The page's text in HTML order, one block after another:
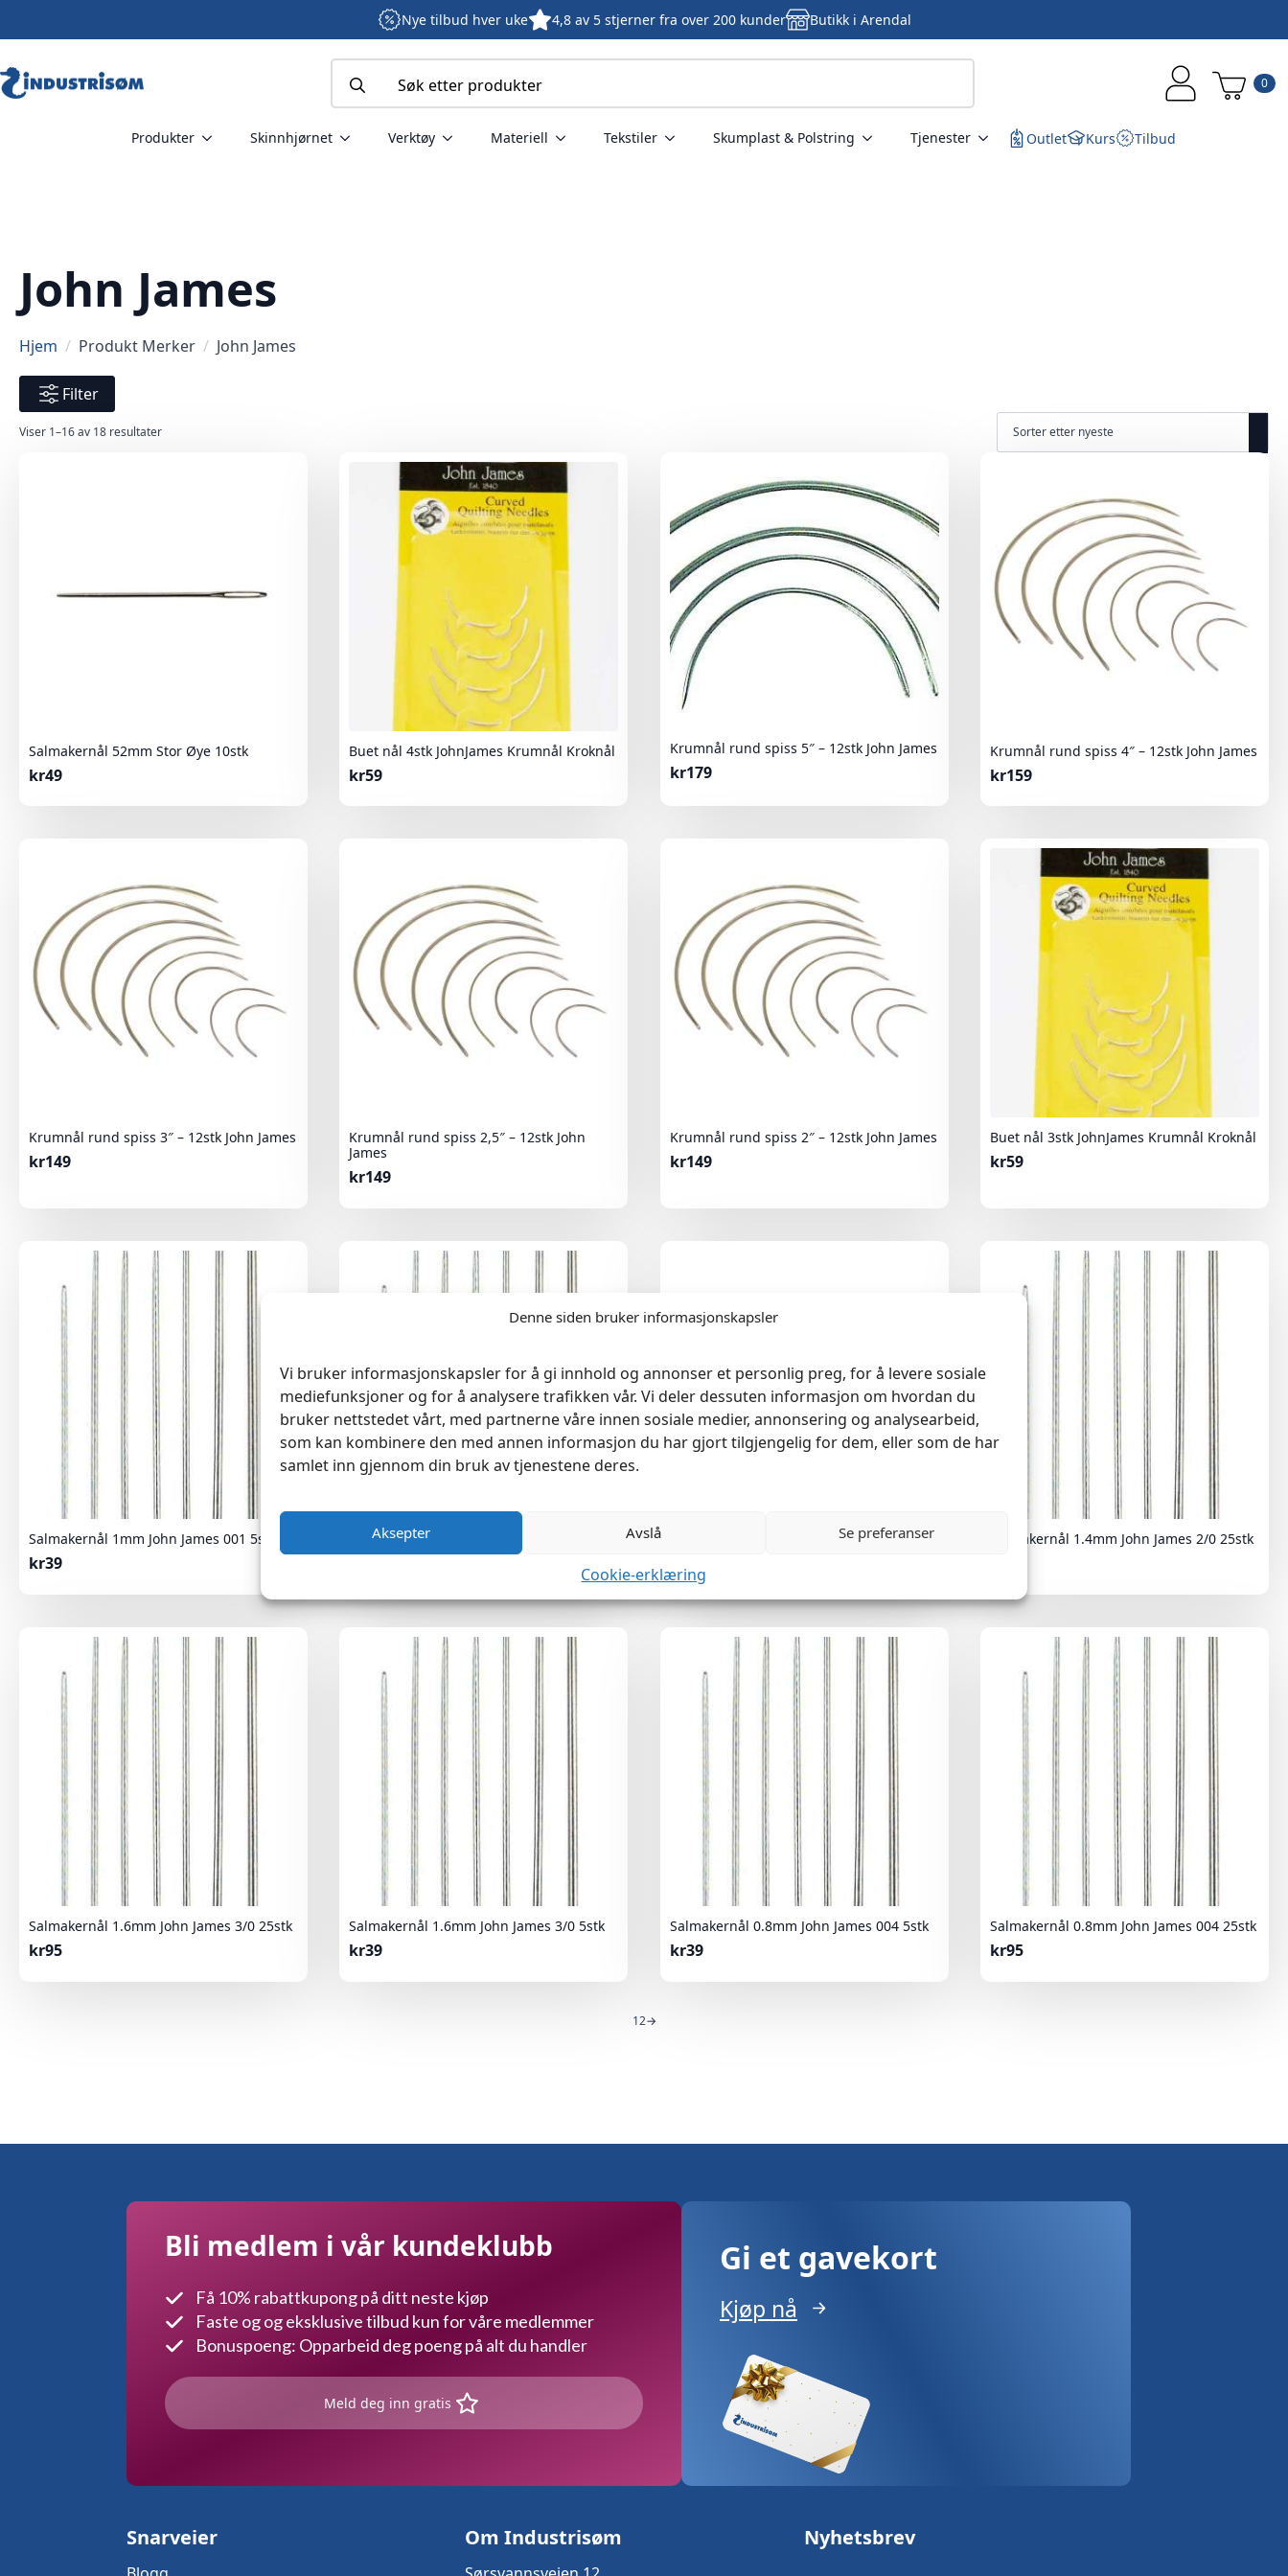
Denne siden bruker informasjonskapsler
Vi bruker informasjonskapsler for å gi innhold og annonser et personlig preg, for å levere sosiale
mediefunksjoner og for å analysere trafikken vår. Vi deler dessuten informasjon om hvordan du
bruker nettstedet vårt, med partnerne våre innen sosiale medier, annonsering og analysearbeid,
som kan kombinere den med annen informasjon du har gjort tilgjengelig for dem, eller som de har
samlet inn gjennom din bruk av tjenestene deres.
Aksepter Avslå Se preferanser
Cookie-erklæring
Nye tilbud hver uke 4,8 av 5 stjerner fra over 200 kunder Butikk i Arendal
for:
0
Produkter Skinnhjørnet Verktøy Materiell Tekstiler Skumplast & Polstring Tjenester Outlet Kurs Tilbud
John James
Hjem Produkt Merker John James
Filter
Viser 1–16 av 18 resultaterSortert
Salmakernål 52mm Stor Øye 10stk
kr49
Buet nål 4stk JohnJames Krumnål Kroknål
kr59
Krumnål rund spiss 5″ – 12stk John James
kr179
Krumnål rund spiss 4″ – 12stk John James
kr159
Krumnål rund spiss 3″ – 12stk John James
kr149
Krumnål rund spiss 2,5″ – 12stk John
James
kr149
Krumnål rund spiss 2″ – 12stk John James
kr149
Buet nål 3stk JohnJames Krumnål Kroknål
kr59
Salmakernål 1mm John James 001 5stk
kr39
Salmakernål 1.4mm John James 2/0 5stk Madrassnål 20cm 8″ John James Salmakernål 1.4mm John James 2/0 25stk
Salmakernål 1.6mm John James 3/0 25stk
kr95
Salmakernål 1.6mm John James 3/0 5stk
kr39
Salmakernål 0.8mm John James 004 5stk
kr39
Salmakernål 0.8mm John James 004 25stk
kr95
12→
Bli medlem i vår kundeklubb
Få 10% rabattkupong på ditt neste kjøp
Faste og og eksklusive tilbud kun for våre medlemmer
Bonuspoeng: Opparbeid deg poeng på alt du handler
Meld deg inn gratis
Gi et gavekort
Kjøp nå
Snarveier Om Industrisøm Nyhetsbrev